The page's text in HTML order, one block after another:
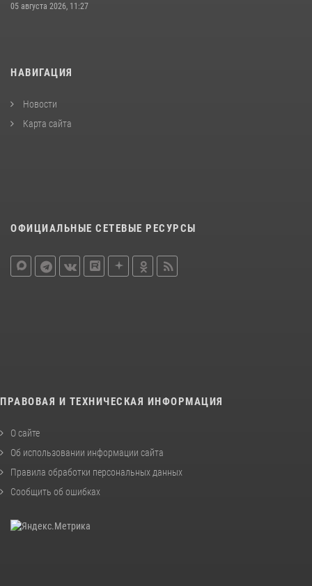
05 августа 2026, 11:27
НАВИГАЦИЯ
Новости
Карта сайта
ОФИЦИАЛЬНЫЕ СЕТЕВЫЕ РЕСУРСЫ
ПРАВОВАЯ И ТЕХНИЧЕСКАЯ ИНФОРМАЦИЯ
О сайте
Об использовании информации сайта
Правила обработки персональных данных
Сообщить об ошибках